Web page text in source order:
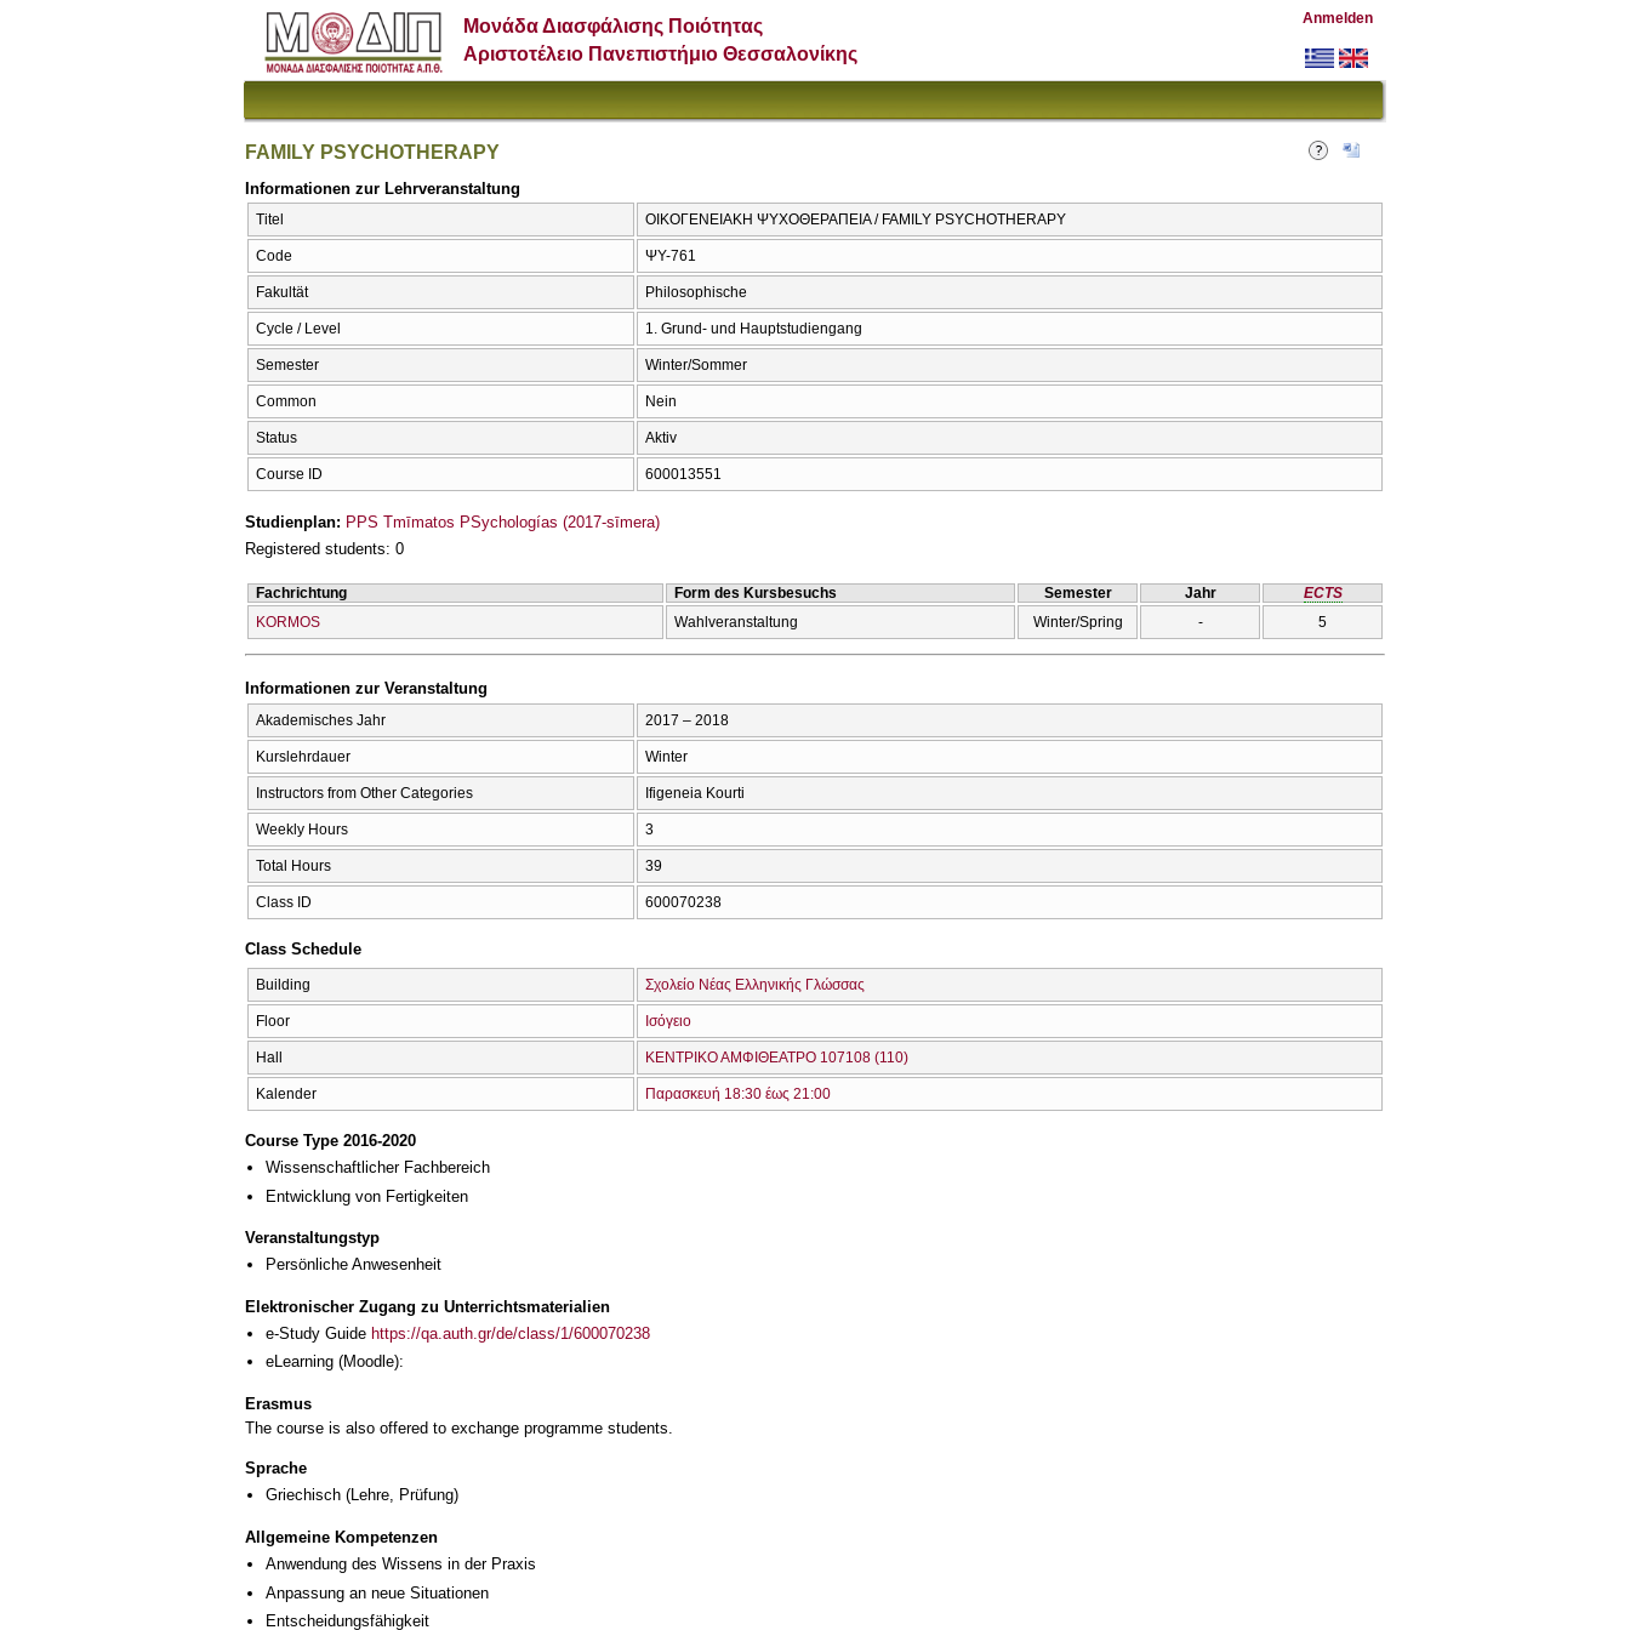
Μονάδα Διασφάλισης Ποιότητας
Αριστοτέλειο Πανεπιστήμιο Θεσσαλονίκης
Anmelden
FAMILY PSYCHOTHERAPY
Informationen zur Lehrveranstaltung
Titel ΟΙΚΟΓΕΝΕΙΑΚΗ ΨΥΧΟΘΕΡΑΠΕΙΑ / FAMILY PSYCHOTHERAPY
Code ΨΥ-761
Fakultät Philosophische
Cycle / Level 1. Grund- und Hauptstudiengang
Semester Winter/Sommer
Common Nein
Status Aktiv
Course ID 600013551
Studienplan: PPS Tmīmatos PSychologías (2017-sīmera)
Registered students: 0
Fachrichtung Form des Kursbesuchs Semester Jahr
ECTS
KORMOS
Wahlveranstaltung Winter/Spring - 5
Informationen zur Veranstaltung
Akademisches Jahr 2017 – 2018
Kurslehrdauer Winter
Instructors from Other Categories Ifigeneia Kourti
Weekly Hours 3
Total Hours 39
Class ID 600070238
Class Schedule
Building Σχολείο Νέας Ελληνικής Γλώσσας
Floor Ισόγειο
Hall ΚΕΝΤΡΙΚΟ ΑΜΦΙΘΕΑΤΡΟ 107108 (110)
Kalender Παρασκευή 18:30 έως 21:00
Course Type 2016-2020
Wissenschaftlicher Fachbereich
Entwicklung von Fertigkeiten
Veranstaltungstyp
Persönliche Anwesenheit
Elektronischer Zugang zu Unterrichtsmaterialien
e-Study Guide https://qa.auth.gr/de/class/1/600070238
eLearning (Moodle):
Erasmus
The course is also offered to exchange programme students.
Sprache
Griechisch (Lehre, Prüfung)
Allgemeine Kompetenzen
Anwendung des Wissens in der Praxis
Anpassung an neue Situationen
Entscheidungsfähigkeit